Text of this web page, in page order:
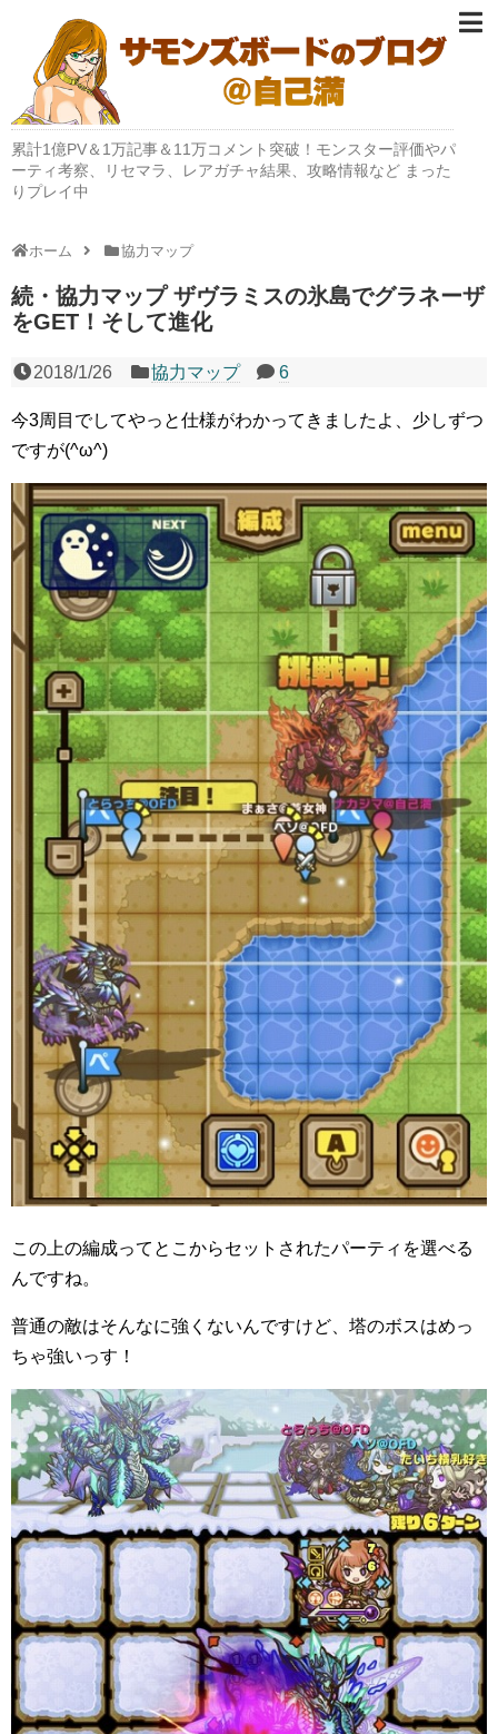
累計1億PV＆1万記事＆11万コメント突破！モンスター評価やパ
ーティ考察、リセマラ、レアガチャ結果、攻略情報など まった
りプレイ中
ホーム 協力マップ
続・協力マップ ザヴラミスの氷島でグラネーザ
をGET！そして進化
2018/1/26 協力マップ 6
今3周目でしてやっと仕様がわかってきましたよ、少しずつ
ですが(^ω^)
この上の編成ってとこからセットされたパーティを選べる
んですね。
普通の敵はそんなに強くないんですけど、塔のボスはめっ
ちゃ強いっす！